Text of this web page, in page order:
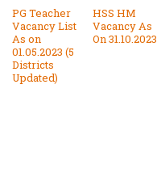
PG Teacher
Vacancy List
As on
01.05.2023 (5
Districts
Updated)
HSS HM
Vacancy As
On 31.10.2023